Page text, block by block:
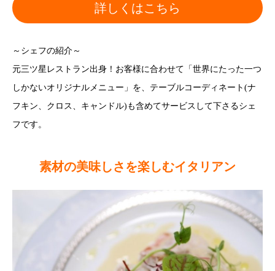
詳しくはこちら
～シェフの紹介～
元三ツ星レストラン出身！お客様に合わせて「世界にたった一つ
しかないオリジナルメニュー」を、テーブルコーディネート(ナ
フキン、クロス、キャンドル)も含めてサービスして下さるシェ
フです。
素材の美味しさを楽しむイタリアン